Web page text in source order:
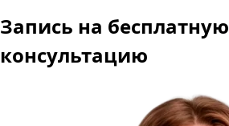
Запись на бесплатную
консультацию